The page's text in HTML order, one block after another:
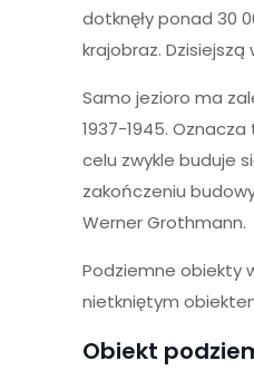
dotknęły ponad 30
krajobraz.
Samo jezioro ma
1937-1945.
celu zwykle buduje
zakończeniu
Werner Grothmann.
Podziemne obiekty
nietkniętym
Obiekt